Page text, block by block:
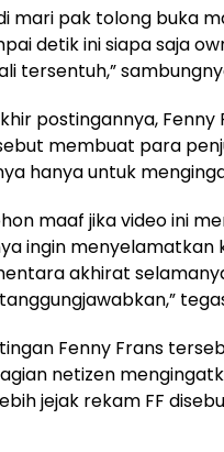
mari pak tolong buka
detik ini siapa saja
tersentuh,”
postingannya,
membuat para
hanya untuk
maaf jika video ini
ingin menyelamatkan
akhirat
Fenny Frans
netizen
jejak rekam FF